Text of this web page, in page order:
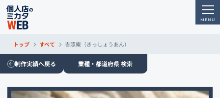
トップ すべて 吉照庵（きっしょうあん）
制作実績へ戻る 業種・都道府県 検索